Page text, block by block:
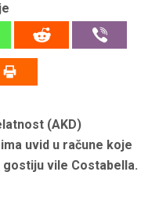
(AKD)
uvid u račune koje
vile Costabella.